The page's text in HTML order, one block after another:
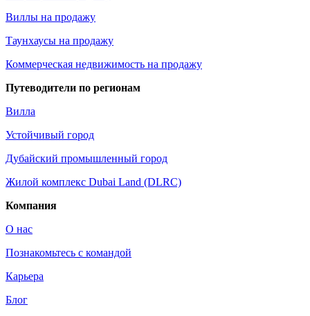
Виллы на продажу
Таунхаусы на продажу
Коммерческая недвижимость на продажу
Путеводители по регионам
Вилла
Устойчивый город
Дубайский промышленный город
Жилой комплекс Dubai Land (DLRC)
Компания
О нас
Познакомьтесь с командой
Карьера
Блог